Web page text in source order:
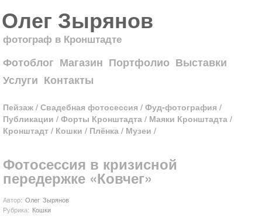
Олег Зырянов
фотограф в Кронштадте
Фотоблог Магазин Портфолио Выставки
Услуги Контакты
Пейзаж / Свадебная фотосессия / Фуд-фотография /
Публикации / Форты Кронштадта / Маяки Кронштадта /
Кронштадт / Кошки / Плёнка / Музеи /
Фотосессия в кризисной
передержке «Ковчег»
Автор: Олег Зырянов
Рубрика: Кошки